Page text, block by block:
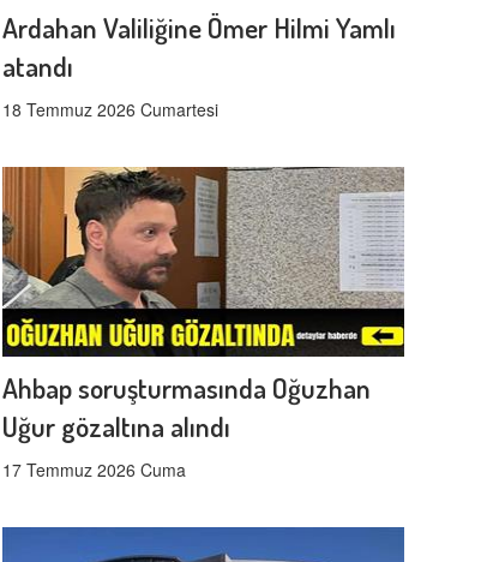
Ardahan Valiliğine Ömer Hilmi Yamlı
atandı
18 Temmuz 2026 Cumartesi
Ahbap soruşturmasında Oğuzhan
Uğur gözaltına alındı
17 Temmuz 2026 Cuma